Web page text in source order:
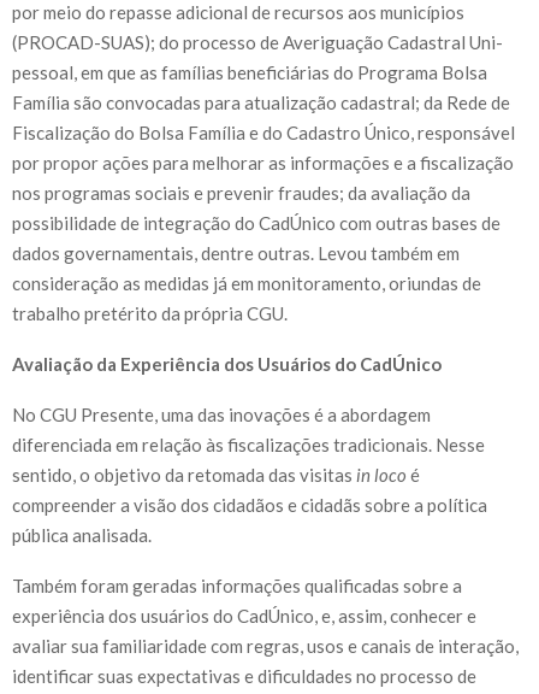
por meio do repasse adicional de recursos aos municípios
(PROCAD-SUAS); do processo de Averiguação Cadastral Uni­
pessoal, em que as famílias beneficiárias do Programa Bolsa
Família são convocadas para atualização cadastral; da Rede de
Fiscalização do Bolsa Família e do Cadastro Único, res­ponsável
por propor ações para melhorar as informações e a fiscalização
nos programas sociais e prevenir fraudes; da avaliação da
possibilidade de integração do CadÚnico com outras bases de
dados governamentais, dentre outras. Levou também em
consideração as medidas já em monitoramento, oriundas de
trabalho pretérito da própria CGU.
Avaliação da Experiência dos Usuários do CadÚnico
No CGU Presente, uma das inovações é a abordagem
diferenciada em relação às fiscalizações tradicionais. Nesse
sentido, o objetivo da retomada das visitas in loco é
compreender a visão dos cidadãos e cidadãs sobre a política
pública analisada.
Também foram geradas informações qualificadas sobre a
experiência dos usuários do CadÚnico, e, assim, conhecer e
avaliar sua familiaridade com regras, usos e canais de interação,
identificar suas expectativas e dificuldades no processo de